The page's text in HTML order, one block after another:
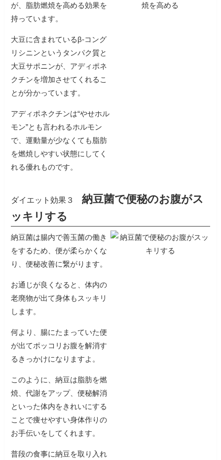
が、脂肪燃焼を高める効果を
持っています。
大豆に含まれているβ-コング
リシニンというタンパク質と
大豆サポニンが、アディポネ
クチンを増加させてくれるこ
とが分かっています。
アディポネクチンは“やせホル
モン”とも言われるホルモン
で、運動量が少なくても脂肪
を燃焼しやすい状態にしてく
れる優れものです。
ダイエット効果３納豆菌で便秘のお腹がス
ッキリする
納豆菌は腸内で善玉菌の働き
をするため、便が柔らかくな
り、便秘改善に繋がります。
お通じが良くなると、体内の
老廃物が出て身体もスッキリ
します。
何より、腸にたまっていた便
が出てポッコリお腹を解消す
るきっかけになりますよ。
このように、納豆は脂肪を燃
焼、代謝をアップ、便秘解消
といった体内をきれいにする
ことで痩せやすい身体作りの
お手伝いをしてくれます。
普段の食事に納豆を取り入れ